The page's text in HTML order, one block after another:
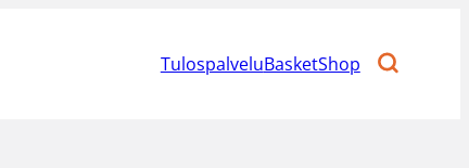
TulospalveluBasketShop